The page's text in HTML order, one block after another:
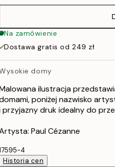
Na zamówienie
Dostawa gratis od 249 zł
domy
ilustracja
poniżej nazwisko
przyjazny druk idealny do
Paul Cézanne
4
Historia cen